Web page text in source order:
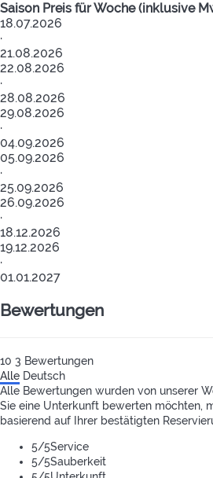
Saison Preis für Woche (inklusive
18.07.2026
·
21.08.2026
22.08.2026
·
28.08.2026
29.08.2026
·
04.09.2026
05.09.2026
·
25.09.2026
26.09.2026
·
18.12.2026
19.12.2026
·
01.01.2027
Bewertungen
10 3 Bewertungen
Alle Deutsch
Alle Bewertungen wurden von unserer
Sie eine Unterkunft bewerten möchten,
basierend auf Ihrer bestätigten
5/5Service
5/5Sauberkeit